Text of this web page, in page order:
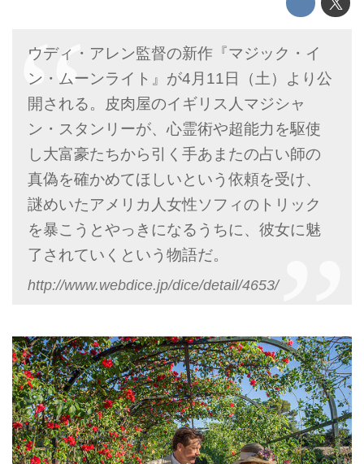
ウディ・アレン監督の新作『マジック・イ
ン・ムーンライト』が4月11日（土）より公
開される。皮肉屋のイギリス人マジシャ
ン・スタンリーが、心霊術や超能力を駆使
し大富豪たちから引く手あまたの占い師の
真偽を確かめてほしいという依頼を受け、
謎めいたアメリカ人女性ソフィのトリック
を暴こうとやっきになるうちに、彼女に魅
了されていくという物語だ。
http://www.webdice.jp/dice/detail/4653/